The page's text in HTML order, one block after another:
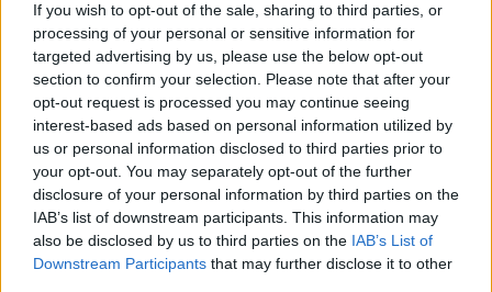
If you wish to opt-out of the sale, sharing to third parties, or
processing of your personal or sensitive information for
targeted advertising by us, please use the below opt-out
section to confirm your selection. Please note that after your
opt-out request is processed you may continue seeing
interest-based ads based on personal information utilized by
us or personal information disclosed to third parties prior to
your opt-out. You may separately opt-out of the further
disclosure of your personal information by third parties on the
IAB’s list of downstream participants. This information may
also be disclosed by us to third parties on the IAB’s List of
Downstream Participants that may further disclose it to other
Imre Hilda
Oktatás és nevelés területén dolgozom, de minden
szabadidőmben írok. Szeretek belesni a hétköznapok függönye
mögé és közben keresem az embert, a nőt a jól legyártott álarcok
mögött. Néha meséket is írok, de gyakrabban novellákat,
cikkeket és apró vicces történeteket.